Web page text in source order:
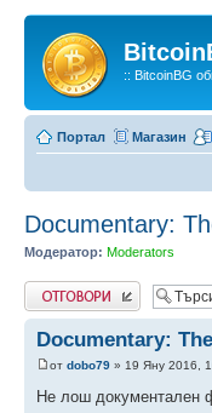
:: BitcoinBG
Портал Магазин
Documentary:
Модератор: Moderators
Напиши коментар
Documentary:
от dobo79 » 19 Яну 2016,
Не лош документален